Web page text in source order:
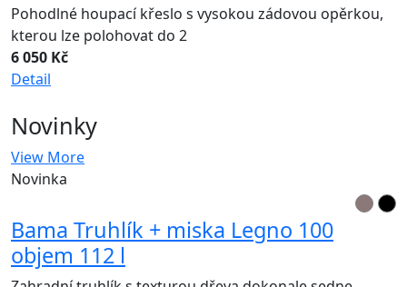
Pohodlné houpací křeslo s vysokou zádovou opěrkou,
kterou lze polohovat do 2
6 050 Kč
Detail
Novinky
View More
Novinka
Bama Truhlík + miska Legno 100
objem 112 l